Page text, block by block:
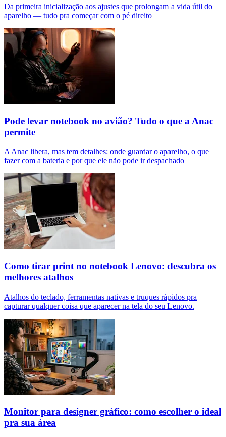
Da primeira inicialização aos ajustes que prolongam a vida útil do
aparelho — tudo pra começar com o pé direito
Pode levar notebook no avião? Tudo o que a Anac
permite
A Anac libera, mas tem detalhes: onde guardar o aparelho, o que
fazer com a bateria e por que ele não pode ir despachado
Como tirar print no notebook Lenovo: descubra os
melhores atalhos
Atalhos do teclado, ferramentas nativas e truques rápidos pra
capturar qualquer coisa que aparecer na tela do seu Lenovo.
Monitor para designer gráfico: como escolher o ideal
pra sua área